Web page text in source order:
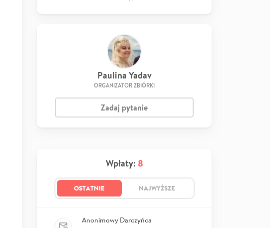
Paulina Yadav
ORGANIZATOR ZBIÓRKI
Zadaj pytanie
Wpłaty: 8
OSTATNIE NAJWYŻSZE
Anonimowy Darczyńca